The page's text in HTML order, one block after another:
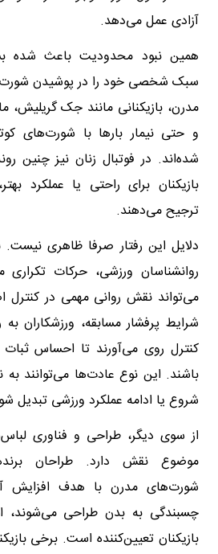
آزادی عمل می‌دهد.
همین نبود محدودیت باعث شده
سبک شخصی خود را در پوشیدن شورت
مدرن، بازیکنانی مانند جک گریلیش،
و حتی نیمار بارها با شورت‌های
شده‌اند. در فوتبال زنان نیز چنین
بازیکنان برای راحتی یا عملکرد
ترجیح می‌دهند.
دلایل این رفتار صرفا ظاهری نیست.
روانشناسان ورزشی، حرکات تکراری
می‌تواند نقش روانی مهمی در کنترل
شرایط پرفشار مسابقه، ورزشکاران
کنترل روی می‌آورند تا احساس ثبات
باشند. این نوع عادت‌ها می‌توانند
شروع یا ادامه عملکرد ورزشی تبدیل
از سوی دیگر، طراحی و فناوری
موضوع نقش دارد. طراحان
شورت‌های مدرن با هدف
چسبندگی به بدن طراحی می‌شوند،
بازیکنان تعیین‌کننده است. برخی